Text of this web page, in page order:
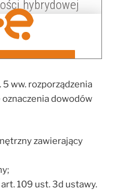
ww. rozporządzenia
dowodów
zawierający
109 ust. 3d ustawy.